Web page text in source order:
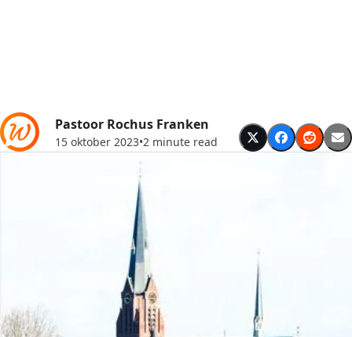
Pastoor Rochus Franken
15 oktober 2023•2 minute read